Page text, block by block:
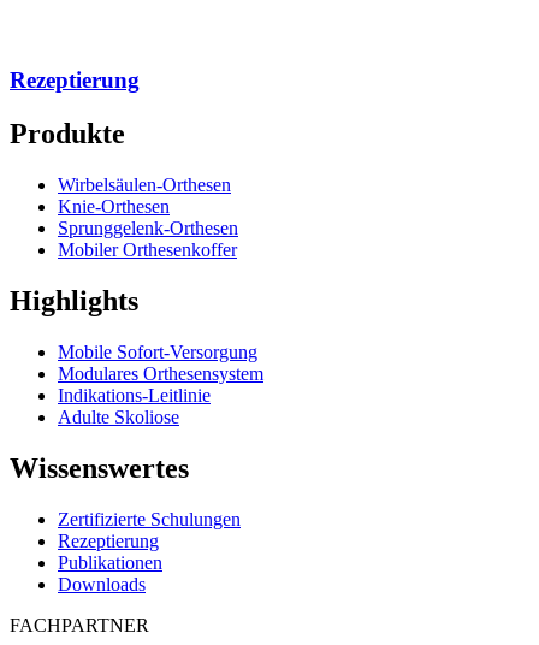
Rezeptierung
Produkte
Wirbelsäulen-Orthesen
Knie-Orthesen
Sprunggelenk-Orthesen
Mobiler Orthesenkoffer
Highlights
Mobile Sofort-Versorgung
Modulares Orthesensystem
Indikations-Leitlinie
Adulte Skoliose
Wissenswertes
Zertifizierte Schulungen
Rezeptierung
Publikationen
Downloads
FACHPARTNER